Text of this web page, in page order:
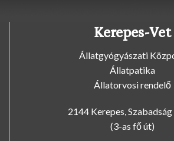
Kerepes-Vet
Állatgyógyászati
Állatpatika
Állatorvosi rendelő
2144 Kerepes,
(3-as fő út)